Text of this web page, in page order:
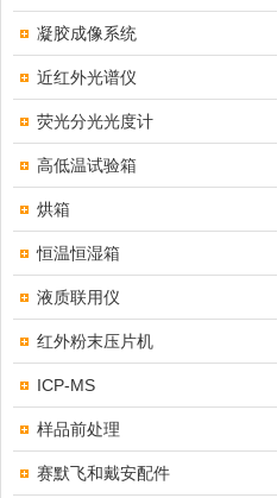
凝胶成像系统
近红外光谱仪
荧光分光光度计
高低温试验箱
烘箱
恒温恒湿箱
液质联用仪
红外粉末压片机
ICP-MS
样品前处理
赛默飞和戴安配件